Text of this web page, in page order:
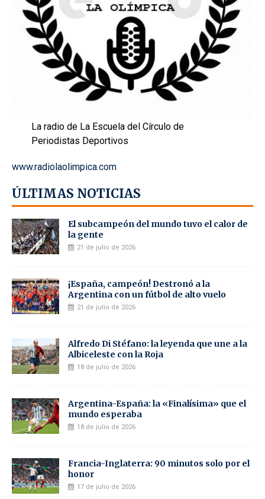
La radio de La Escuela del Círculo de
Periodistas Deportivos
www.radiolaolimpica.com
ÚLTIMAS NOTICIAS
El subcampeón del mundo tuvo el calor de
la gente
21 de julio de 2026
¡España, campeón! Destronó a la
Argentina con un fútbol de alto vuelo
21 de julio de 2026
Alfredo Di Stéfano: la leyenda que une a la
Albiceleste con la Roja
18 de julio de 2026
Argentina-España: la «Finalísima» que el
mundo esperaba
18 de julio de 2026
Francia-Inglaterra: 90 minutos solo por el
honor
17 de julio de 2026